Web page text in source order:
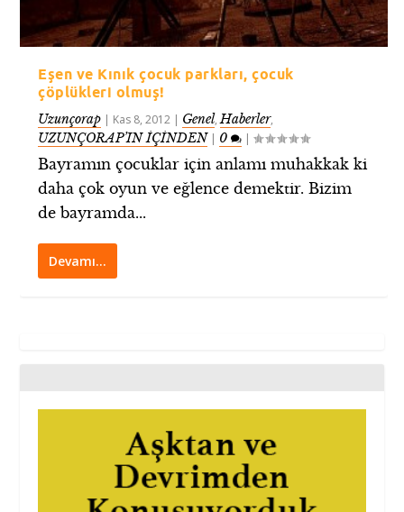
Eşen ve Kınık çocuk parkları, çocuk
çöplükleri olmuş!
Uzunçorap | Kas 8, 2012 | Genel,Haberler,
UZUNÇORAP’IN İÇİNDEN| 0 |
Bayramın çocuklar için anlamı muhakkak ki
daha çok oyun ve eğlence demektir. Bizim
de bayramda...
Devamı…